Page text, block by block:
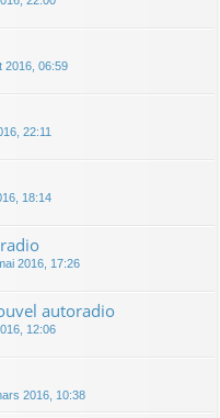
2016, 06:59
22:11
18:14
2016, 17:26
autoradio
12:06
2016, 10:38